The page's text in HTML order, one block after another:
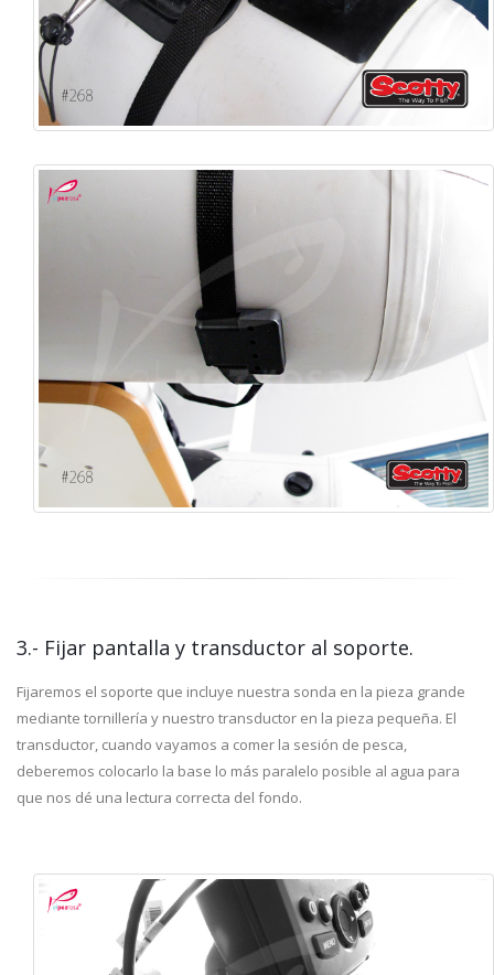
3.- Fijar pantalla y transductor al soporte.
Fijaremos el soporte que incluye nuestra sonda en la pieza grande
mediante tornillería y nuestro transductor en la pieza pequeña. El
transductor, cuando vayamos a comer la sesión de pesca,
deberemos colocarlo la base lo más paralelo posible al agua para
que nos dé una lectura correcta del fondo.